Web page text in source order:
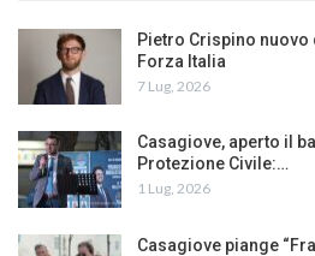
Pietro Crispino
Forza Italia
7 Lug, 2026
Casagiove, aperto il
Protezione Civile:…
1 Lug, 2026
Casagiove piange